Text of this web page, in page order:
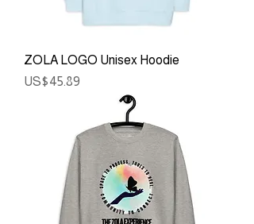
ZOLA LOGO Unisex Hoodie
ราคา
US$45.89